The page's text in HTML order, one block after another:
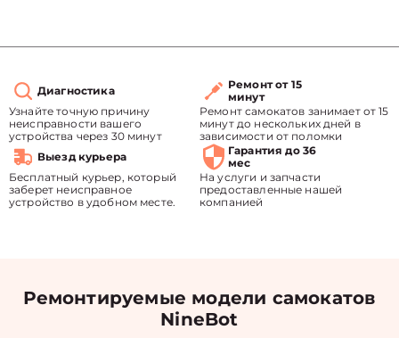
Диагностика
Узнайте точную причину
неисправности вашего
устройства через 30 минут
Ремонт от 15
минут
Ремонт самокатов занимает от 15
минут до нескольких дней в
зависимости от поломки
Выезд курьера
Бесплатный курьер, который
заберет неисправное
устройство в удобном месте.
Гарантия до 36
мес
На услуги и запчасти
предоставленные нашей
компанией
Ремонтируемые модели самокатов
NineBot